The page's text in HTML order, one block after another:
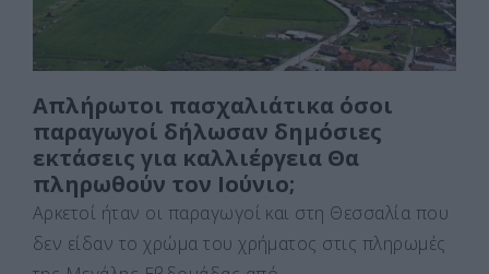
Απλήρωτοι πασχαλιάτικα όσοι
παραγωγοί δήλωσαν δημόσιες
εκτάσεις για καλλιέργεια Θα
πληρωθούν τον Ιούνιο;
Αρκετοί ήταν οι παραγωγοί και στη Θεσσαλία που
δεν είδαν το χρώμα του χρήματος στις πληρωμές